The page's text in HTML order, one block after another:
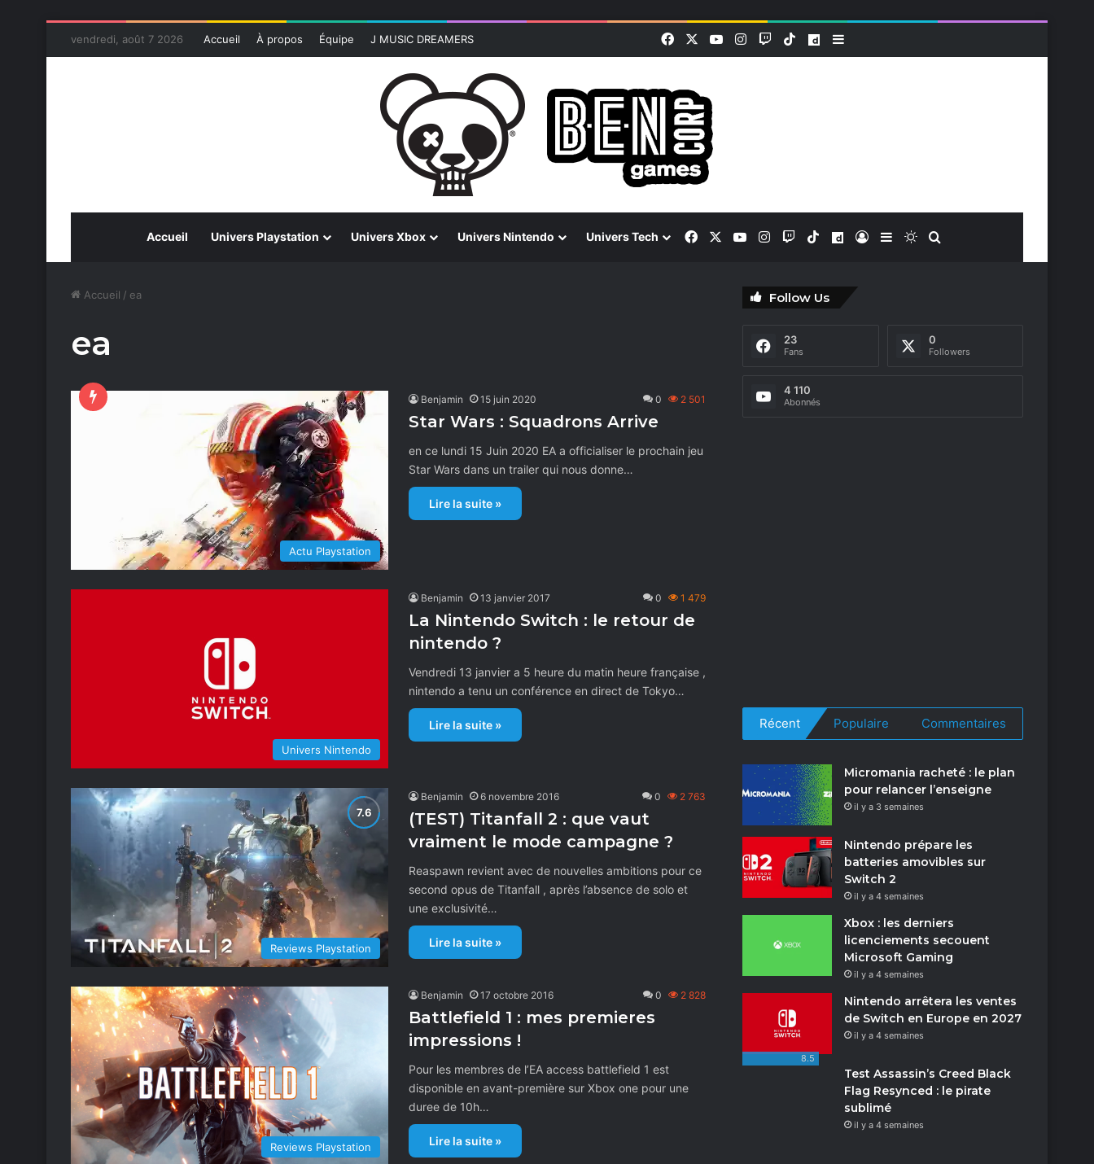
vendredi, août 7 2026 Accueil À propos Équipe J MUSIC DREAMERS FacebookYouTubeInstagram
TwitchTikTokDailymotion
Sidebar (barre latérale)
Accueil Univers Playstation Univers Xbox Univers Nintendo Univers Tech FacebookYouTubeInstagram
TwitchTikTokDailymotion
Connexion
Sidebar (barre latérale)
Switch skin
Accueil / ea
ea
Actu Playstation
Benjamin 15 juin 2020 0 2 501
Star Wars : Squadrons Arrive
en ce lundi 15 Juin 2020 EA a officialiser le prochain jeu
Star Wars dans un trailer qui nous donne…
Lire la suite »
Univers Nintendo
Benjamin 13 janvier 2017 0 1 479
La Nintendo Switch : le retour de
nintendo ?
Vendredi 13 janvier a 5 heure du matin heure française ,
nintendo a tenu un conférence en direct de Tokyo…
Lire la suite »
Reviews Playstation
Benjamin 6 novembre 2016 0 2 763
(TEST) Titanfall 2 : que vaut
vraiment le mode campagne ?
Reaspawn revient avec de nouvelles ambitions pour ce
second opus de Titanfall , après l’absence de solo et
une exclusivité…
Lire la suite »
Reviews Playstation
Benjamin 17 octobre 2016 0 2 828
Battlefield 1 : mes premieres
impressions !
Pour les membres de l’EA access battlefield 1 est
disponible en avant-première sur Xbox one pour une
duree de 10h…
Lire la suite »
Follow Us
23
Fans
0
Followers
4 110
Abonnés
Récent Populaire Commentaires
Micromania racheté : le plan
pour relancer l’enseigne
il y a 3 semaines
Nintendo prépare les
batteries amovibles sur
Switch 2
il y a 4 semaines
Xbox : les derniers
licenciements secouent
Microsoft Gaming
il y a 4 semaines
Nintendo arrêtera les ventes
de Switch en Europe en 2027
il y a 4 semaines
8.5
Test Assassin’s Creed Black
Flag Resynced : le pirate
sublimé
il y a 4 semaines